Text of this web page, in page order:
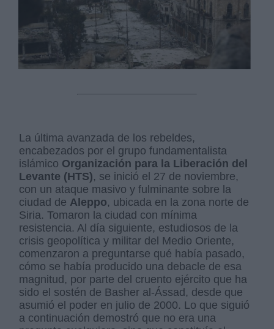
La última avanzada de los rebeldes,
encabezados por el grupo fundamentalista
islámico Organización para la Liberación del
Levante (HTS), se inició el 27 de noviembre,
con un ataque masivo y fulminante sobre la
ciudad de Aleppo, ubicada en la zona norte de
Siria. Tomaron la ciudad con mínima
resistencia. Al día siguiente, estudiosos de la
crisis geopolítica y militar del Medio Oriente,
comenzaron a preguntarse qué había pasado,
cómo se había producido una debacle de esa
magnitud, por parte del cruento ejército que ha
sido el sostén de Basher al-Ássad, desde que
asumió el poder en julio de 2000. Lo que siguió
a continuación demostró que no era una